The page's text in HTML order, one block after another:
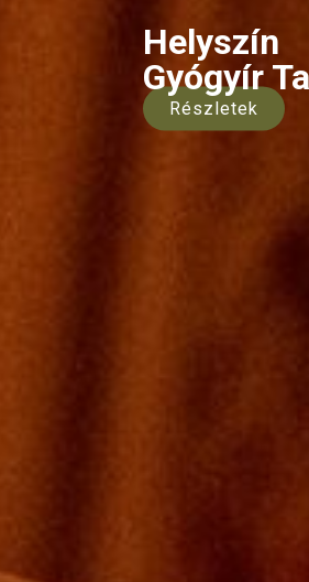
Részletek
Helyszín
Gyógyír